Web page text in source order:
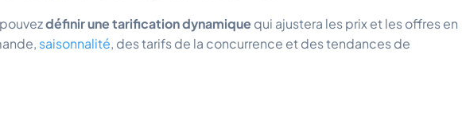
définir une tarification dynamique qui ajustera les prix et les offres en
saisonnalité, des tarifs de la concurrence et des tendances de